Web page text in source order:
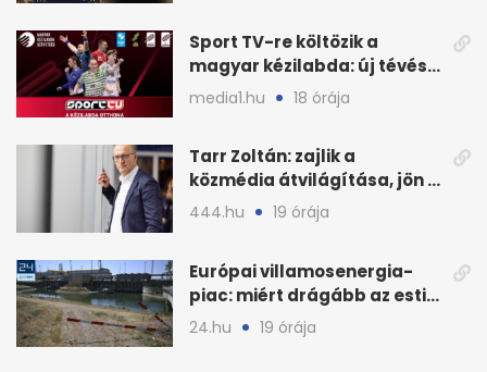
Sport TV-re költözik a
magyar kézilabda: új tévés
megállapodás
media1.hu 18 órája
Tarr Zoltán: zajlik a
közmédia átvilágítása, jön a
nyilvános véleményezés
444.hu 19 órája
Európai villamosenergia-
piac: miért drágább az esti
áram Magyarországon
24.hu 19 órája